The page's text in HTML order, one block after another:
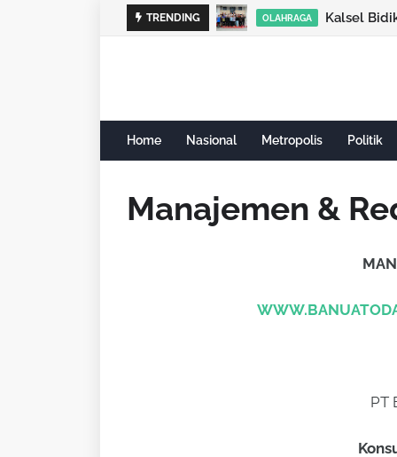
TRENDING OLAHRAGA Kalsel
Home Nasional Metropolis Politik
Manajemen &
PT